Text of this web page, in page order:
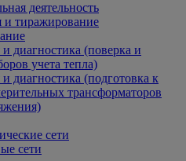
деятельность
и тиражирование
диагностика (поверка и
учета тепла)
диагностика (подготовка к
трансформаторов
сети
сети